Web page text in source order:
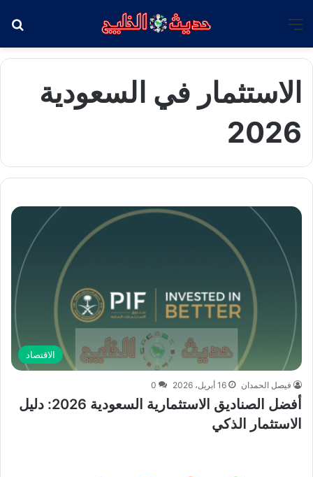
الاستثمار في السعودية
2026
الاقتصاد
فيصل الحمدان 16 أبريل، 2026 0
أفضل الصناديق الاستثمارية السعودية 2026: دليل
الاستثمار الذكي